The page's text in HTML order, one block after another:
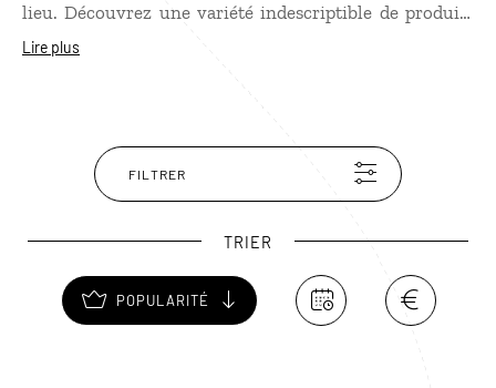
lieu. Découvrez une variété indescriptible de produits
allant de bijoux en or et en argent, de kandjars, de
Lire plus
FILTRER
TRIER
POPULARITÉ